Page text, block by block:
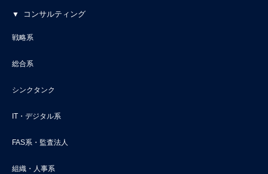
コンサルティング
戦略系
総合系
シンクタンク
IT・デジタル系
FAS系・監査法人
組織・人事系